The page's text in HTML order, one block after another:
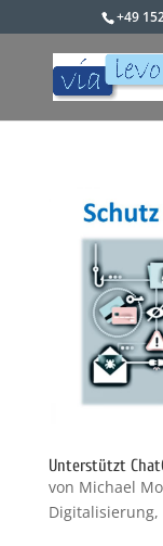
+49
Unterstützt
von Michael
Digitalisierung,